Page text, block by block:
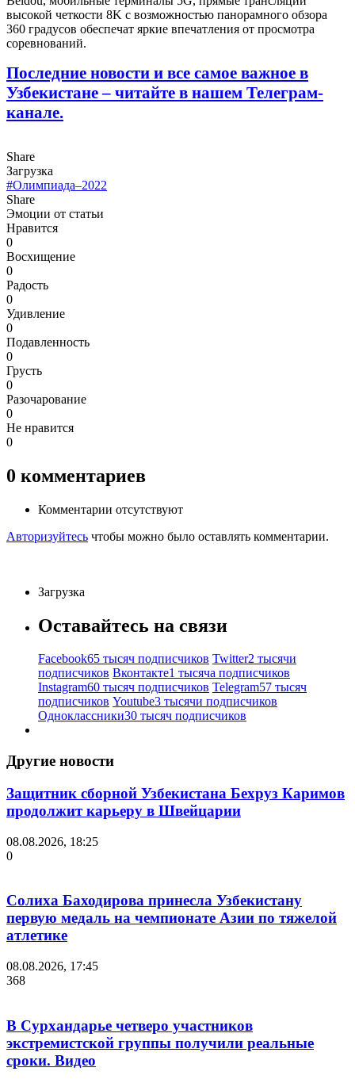
высокой четкости 8K с возможностью панорамного обзора
360 градусов обеспечат яркие впечатления от просмотра
соревнований.
Последние новости и все самое важное в
Узбекистане – читайте в нашем Телеграм-
канале.
Share
Загрузка
#Олимпиада–2022
Share
Эмоции от статьи
Нравится
0
Восхищение
0
Радость
0
Удивление
0
Подавленность
0
Грусть
0
Разочарование
0
Не нравится
0
0 комментариев
Комментарии отсутствуют
Авторизуйтесь чтобы можно было оставлять комментарии.
Загрузка
Оставайтесь на связи
Facebook65 тысяч подписчиков Twitter2 тысячи
подписчиков Вконтакте1 тысяча подписчиков
Instagram60 тысяч подписчиков Telegram57 тысяч
подписчиков Youtube3 тысячи подписчиков
Одноклассники30 тысяч подписчиков
Другие новости
Защитник сборной Узбекистана Бехруз Каримов
продолжит карьеру в Швейцарии
08.08.2026, 18:25
0
Солиха Баходирова принесла Узбекистану
первую медаль на чемпионате Азии по тяжелой
атлетике
08.08.2026, 17:45
368
В Сурхандарье четверо участников
экстремистской группы получили реальные
сроки. Видео